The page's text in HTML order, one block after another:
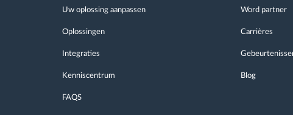
Uw oplossing aanpassen
Oplossingen
Integraties
Kenniscentrum
FAQS
Word partner
Carrières
Blog